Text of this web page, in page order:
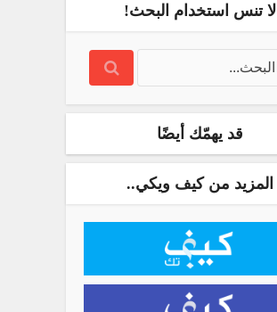
لا تنس استخدام البحث!
قد يهمّك أيضًا
المزيد من كيف ويكي..